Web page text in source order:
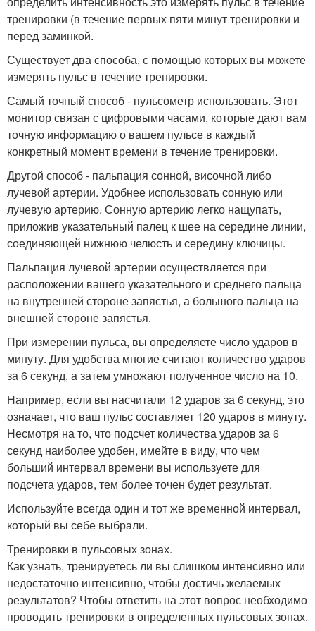
тренировки (в течение первых пяти минут тренировки и
перед заминкой.
Существует два способа, с помощью которых вы можете
измерять пульс в течение тренировки.
Самый точный способ - пульсометр использовать. Этот
монитор связан с цифровыми часами, которые дают вам
точную информацию о вашем пульсе в каждый
конкретный момент времени в течение тренировки.
Другой способ - пальпация сонной, височной либо
лучевой артерии. Удобнее использовать сонную или
лучевую артерию. Сонную артерию легко нащупать,
приложив указательный палец к шее на середине линии,
соединяющей нижнюю челюсть и середину ключицы.
Пальпация лучевой артерии осуществляется при
расположении вашего указательного и среднего пальца
на внутренней стороне запястья, а большого пальца на
внешней стороне запястья.
При измерении пульса, вы определяете число ударов в
минуту. Для удобства многие считают количество ударов
за 6 секунд, а затем умножают полученное число на 10.
Например, если вы насчитали 12 ударов за 6 секунд, это
означает, что ваш пульс составляет 120 ударов в минуту.
Несмотря на то, что подсчет количества ударов за 6
секунд наиболее удобен, имейте в виду, что чем
больший интервал времени вы используете для
подсчета ударов, тем более точен будет результат.
Используйте всегда один и тот же временной интервал,
который вы себе выбрали.
Тренировки в пульсовых зонах.
Как узнать, тренируетесь ли вы слишком интенсивно или
недостаточно интенсивно, чтобы достичь желаемых
результатов? Чтобы ответить на этот вопрос необходимо
проводить тренировки в определенных пульсовых зонах.